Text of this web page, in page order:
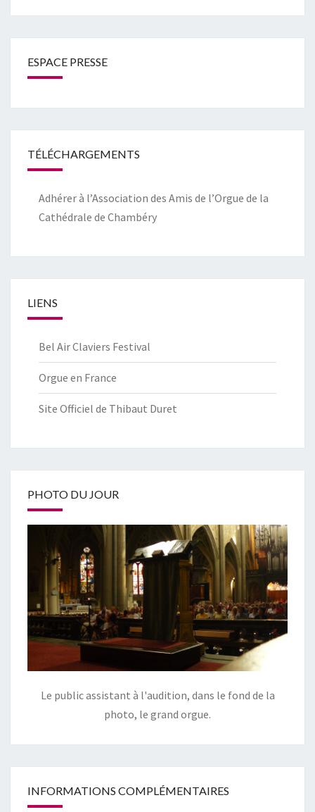
ESPACE PRESSE
TÉLÉCHARGEMENTS
Adhérer à l’Association des Amis de l’Orgue de la
Cathédrale de Chambéry
LIENS
Bel Air Claviers Festival
Orgue en France
Site Officiel de Thibaut Duret
PHOTO DU JOUR
Le public assistant à l'audition, dans le fond de la
photo, le grand orgue.
INFORMATIONS COMPLÉMENTAIRES